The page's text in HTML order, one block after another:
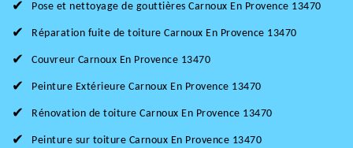
Pose et nettoyage de gouttières Carnoux En Provence 13470
Réparation fuite de toiture Carnoux En Provence 13470
Couvreur Carnoux En Provence 13470
Peinture Extérieure Carnoux En Provence 13470
Rénovation de toiture Carnoux En Provence 13470
Peinture sur toiture Carnoux En Provence 13470